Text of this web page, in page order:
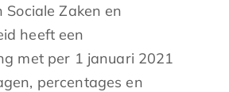
Zaken en
heeft een
met per 1 januari 2021
percentages en